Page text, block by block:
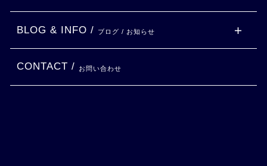
BLOG & INFO / ブログ / お知らせ
CONTACT / お問い合わせ